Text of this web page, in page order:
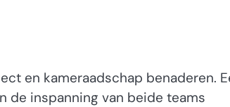
en kameraadschap benaderen.
de inspanning van beide teams